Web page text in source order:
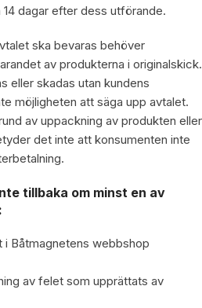
dagar efter dess utförande.
ska bevaras behöver
av produkterna i originalskick.
eller skadas utan kundens
möjligheten att säga upp avtalet.
av uppackning av produkten eller
det inte att konsumenten inte
tillbaka om minst en av
Båtmagnetens webbshop
av felet som upprättats av